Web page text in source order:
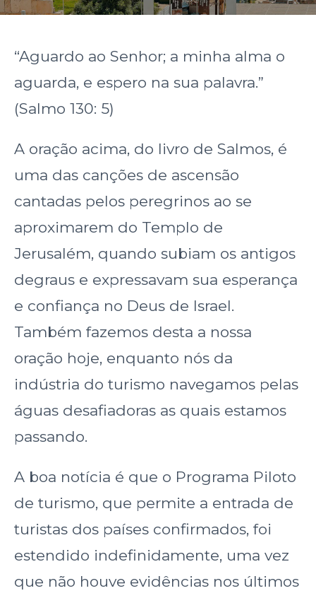
“Aguardo ao Senhor; a minha alma o
aguarda, e espero na sua palavra.”
(Salmo 130: 5)
A oração acima, do livro de Salmos, é
uma das canções de ascensão
cantadas pelos peregrinos ao se
aproximarem do Templo de
Jerusalém, quando subiam os antigos
degraus e expressavam sua esperança
e confiança no Deus de Israel.
Também fazemos desta a nossa
oração hoje, enquanto nós da
indústria do turismo navegamos pelas
águas desafiadoras as quais estamos
passando.
A boa notícia é que o Programa Piloto
de turismo, que permite a entrada de
turistas dos países confirmados, foi
estendido indefinidamente, uma vez
que não houve evidências nos últimos